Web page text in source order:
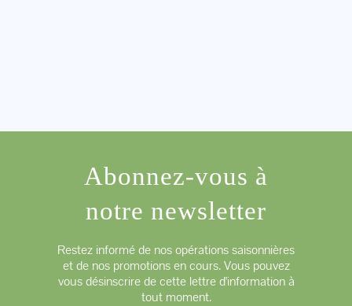
Abonnez-vous à
notre newsletter
Restez informé de nos opérations saisonnières
et de nos promotions en cours. Vous pouvez
vous désinscrire de cette lettre d'information à
tout moment.